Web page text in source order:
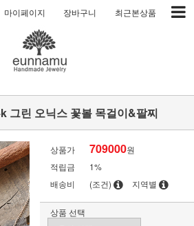
마이페이지 장바구니 최근본상품
그린 오닉스 꽃볼 목걸이&팔찌
상품가 709000원
적립금
1%
배송비
(조건) 지역별
상품 선택